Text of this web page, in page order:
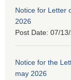
Notice for Letter
2026
Post Date: 07/
Notice for the
may 2026